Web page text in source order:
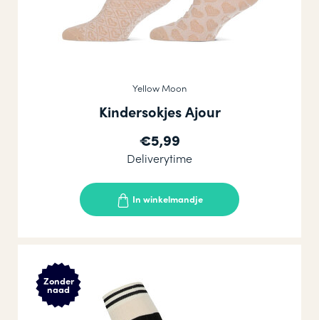
Yellow Moon
Kindersokjes Ajour
€5,99
Deliverytime
In winkelmandje
Zonder
naad